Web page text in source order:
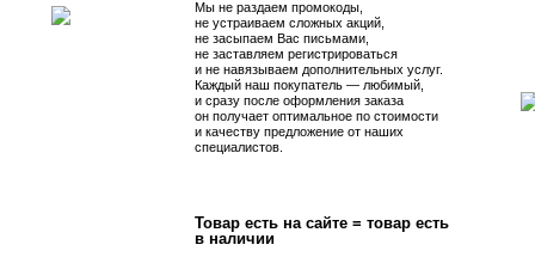
Мы не раздаем промокоды,
не устраиваем сложных акций,
не засыпаем Вас письмами,
не заставляем регистрироваться
и не навязываем дополнительных услуг.
Каждый наш покупатель — любимый,
и сразу после оформления заказа
он получает оптимальное по стоимости
и качеству предложение от наших
специалистов.
Товар есть на сайте = товар есть
в наличии